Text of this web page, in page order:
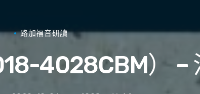
路加福音研讀
4028CBM） –